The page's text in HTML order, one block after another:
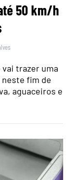
50 km/h
vai trazer uma
neste fim de
aguaceiros e